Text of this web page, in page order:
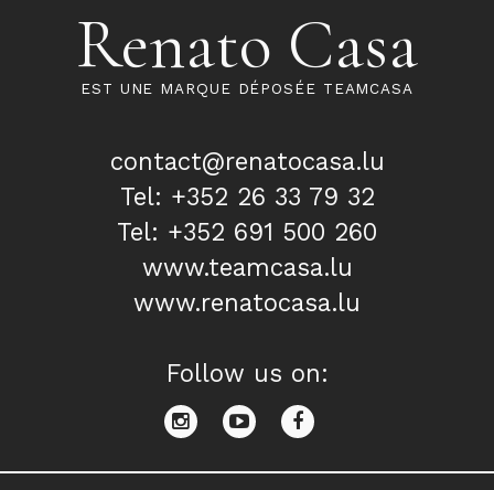
Renato Casa
EST UNE MARQUE DÉPOSÉE TEAMCASA
contact@renatocasa.lu
Tel: +352 26 33 79 32
Tel: +352 691 500 260
www.teamcasa.lu
www.renatocasa.lu
Follow us on: